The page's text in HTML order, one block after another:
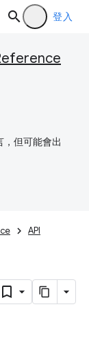
登入
但可能會出
API